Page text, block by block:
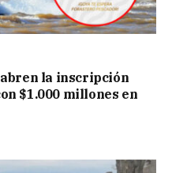
abren la inscripción
$1.000 millones en